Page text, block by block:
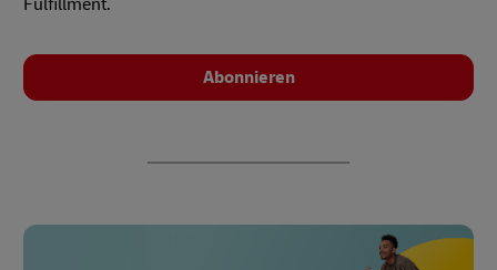
Fulfillment.
Abonnieren